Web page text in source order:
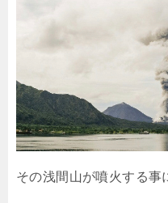
その浅間山が噴火する事